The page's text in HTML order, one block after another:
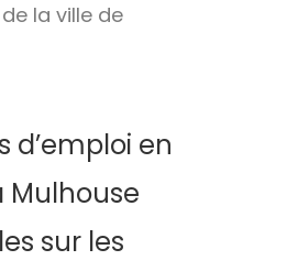
la ville de
d’emploi en
Mulhouse
sur les